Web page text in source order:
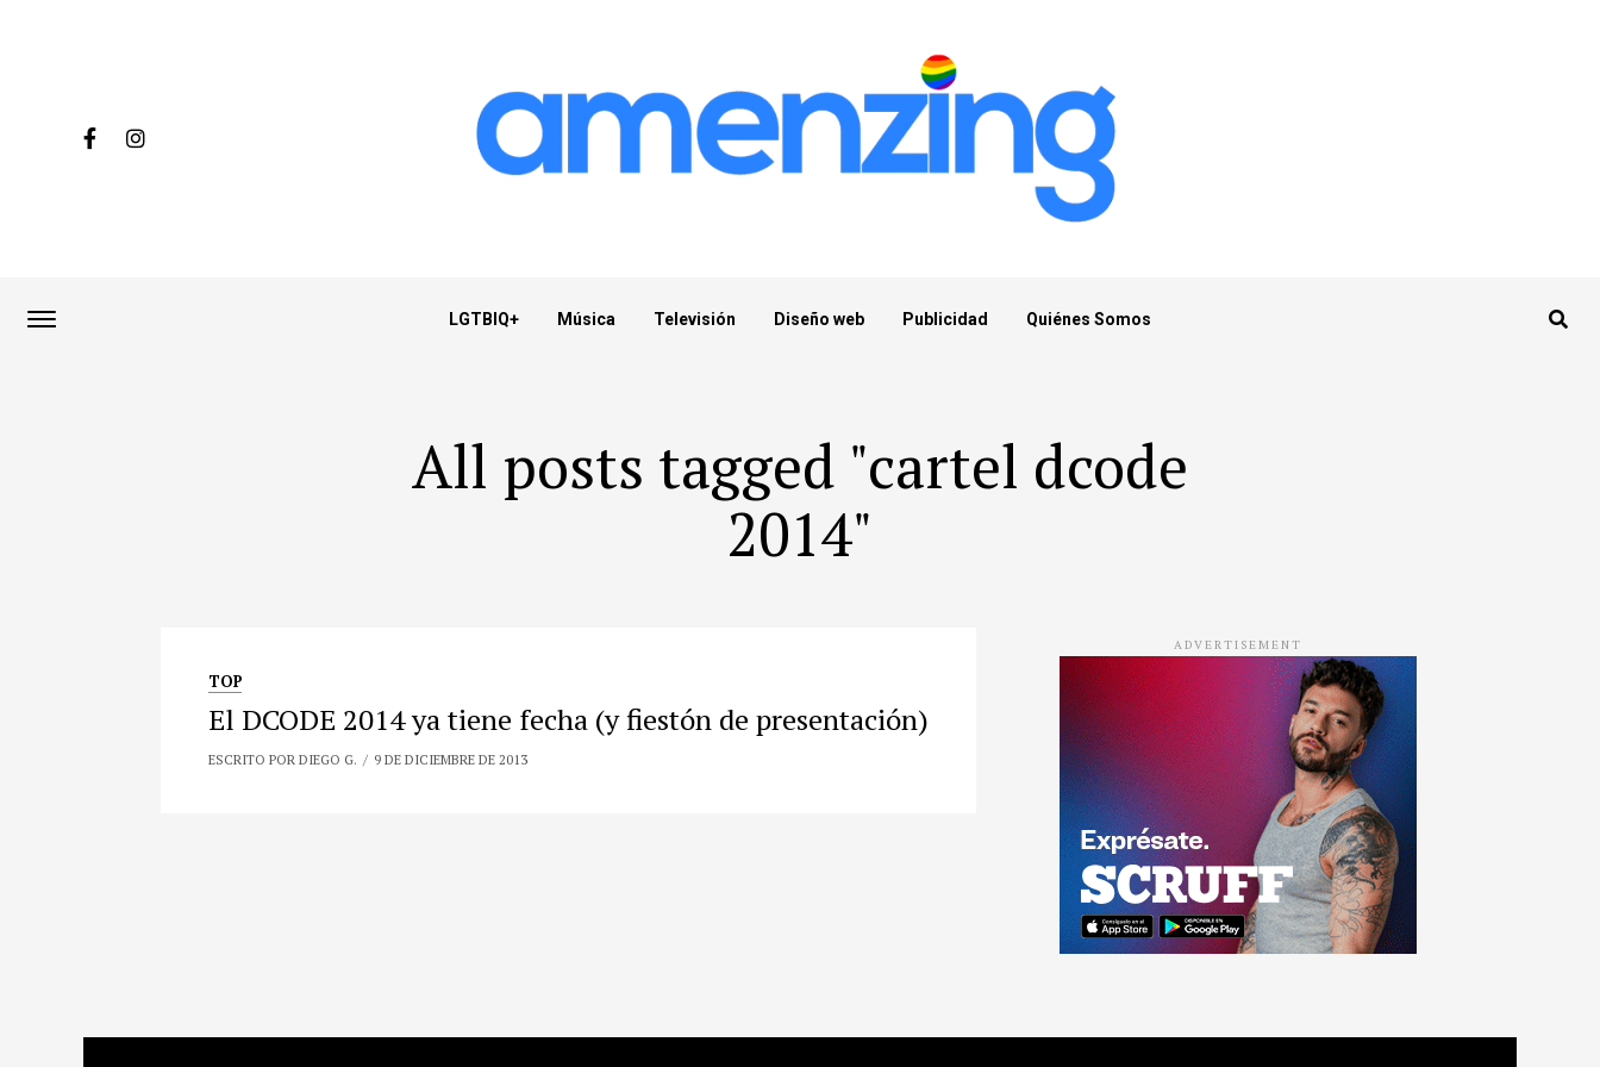
LGTBIQ+ Música Televisión Diseño web Publicidad Quiénes Somos
All posts tagged "cartel dcode
2014"
TOP
El DCODE 2014 ya tiene fecha (y fiestón de presentación)
ESCRITO POR DIEGO G. 9 DE DICIEMBRE DE 2013
ADVERTISEMENT